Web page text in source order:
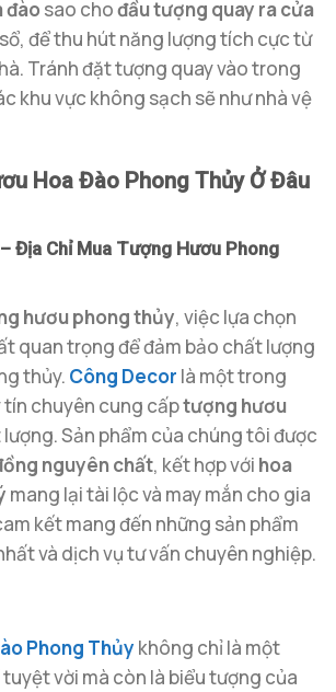
đào sao chođầu tượng quay ra cửa
để thu hút năng lượng tích cực từ
Tránh đặt tượng quay vào trong
khu vực không sạch sẽ như nhà vệ
Hoa Đào Phong Thủy Ở Đâu
Địa Chỉ Mua Tượng Hươu Phong
hươu phong thủy, việc lựa chọn
quan trọng để đảm bảo chất lượng
thủy. Công Decor là một trong
tín chuyên cung cấptượng hươu
Sản phẩm của chúng tôi được
nguyên chất, kết hợp với hoa
mang lại tài lộc và may mắn cho gia
kết mang đến những sản phẩm
và dịch vụ tư vấn chuyên nghiệp.
Phong Thủy không chỉ là một
vời mà còn là biểu tượng của